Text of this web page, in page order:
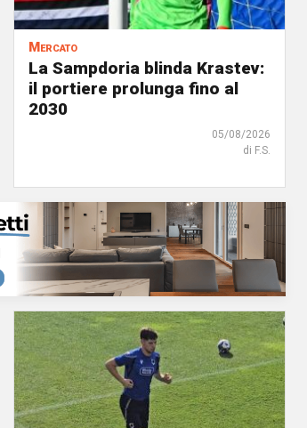
Mercato
La Sampdoria blinda Krastev:
il portiere prolunga fino al
2030
05/08/2026
di F.S.